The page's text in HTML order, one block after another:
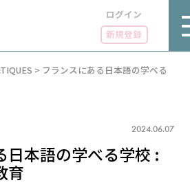
ログイン
新規登録
> フランスにある日本語の学べる
2024.06.07
日本語の学べる学校 :
育